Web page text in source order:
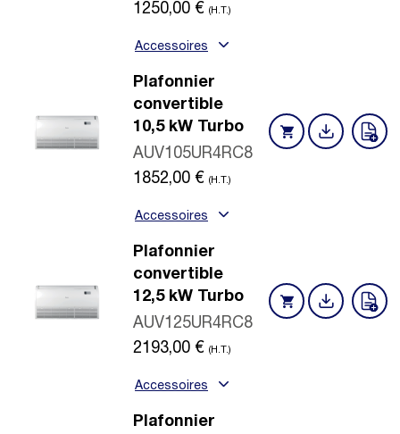
1250,00 € (H.T.)
Accessoires
Plafonnier
convertible
10,5 kW Turbo
AUV105UR4RC8
1852,00 € (H.T.)
Accessoires
Plafonnier
convertible
12,5 kW Turbo
AUV125UR4RC8
2193,00 € (H.T.)
Accessoires
Plafonnier